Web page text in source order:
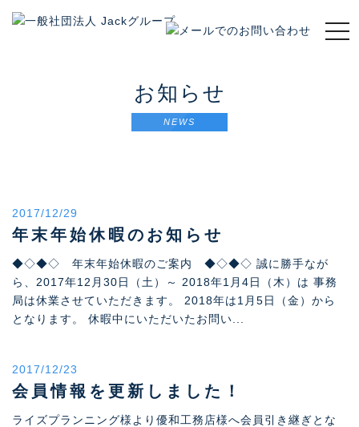
t
お知らせ
NEWS
2017/12/29
年末年始休暇のお知らせ
◆◇◆◇ 年末年始休暇のご案内 ◆◇◆◇ 誠に勝手なが
ら、2017年12月30日（土）～ 2018年1月4日（木）は 事務
局は休業させていただきます。 2018年は1月5日（金）から
となります。 休暇中にいただいたお問い...
2017/12/23
会員情報を更新しました！
ライズプランニング様より優和工務店様へ会員引き継ぎとな